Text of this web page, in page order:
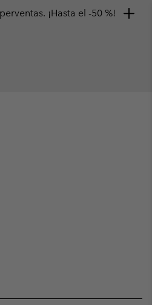
¡Hasta el -50 %!